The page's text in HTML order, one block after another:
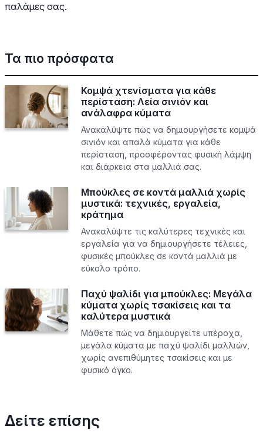
παλάμες σας.
Τα πιο πρόσφατα
Κομψά χτενίσματα για κάθε
περίσταση: Λεία σινιόν και
ανάλαφρα κύματα
Ανακαλύψτε πώς να δημιουργήσετε κομψά
σινιόν και απαλά κύματα για κάθε
περίσταση, προσφέροντας φυσική λάμψη
και διάρκεια στα μαλλιά σας.
Μπούκλες σε κοντά μαλλιά χωρίς
μυστικά: τεχνικές, εργαλεία,
κράτημα
Ανακαλύψτε τις καλύτερες τεχνικές και
εργαλεία για να δημιουργήσετε τέλειες,
φυσικές μπούκλες σε κοντά μαλλιά με
εύκολο τρόπο.
Παχύ ψαλίδι για μπούκλες: Μεγάλα
κύματα χωρίς τσακίσεις και τα
καλύτερα μυστικά
Μάθετε πώς να δημιουργείτε υπέροχα,
μεγάλα κύματα με παχύ ψαλίδι μαλλιών,
χωρίς ανεπιθύμητες τσακίσεις και με
φυσικό όγκο.
Δείτε επίσης